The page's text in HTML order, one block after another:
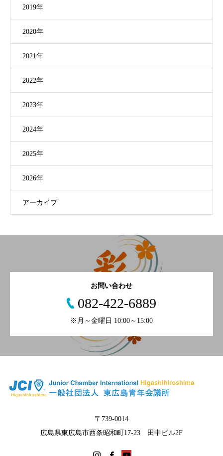
2019年
2020年
2021年
2022年
2023年
2024年
2025年
2026年
アーカイブ
お問い合わせ
082-422-6889
※月～金曜日 10:00～15:00
〒739-0014
広島県東広島市西条昭和町17-23 田中ビル2F